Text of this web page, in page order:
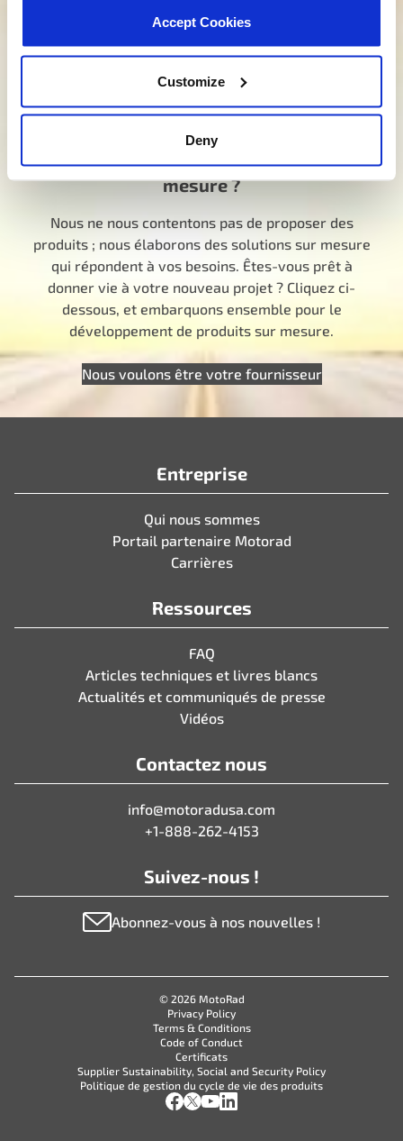
Accept Cookies
Customize
Deny
dans la bonne direction. Cliquez ci-dessous et dites-
nous comment nous pouvons vous aider à trouver
une meilleure expérience commence ici.
Parlez à un spécialiste MotoRad
Vous cherchez un développement sur
mesure ?
Nous ne nous contentons pas de proposer des
produits ; nous élaborons des solutions sur mesure
qui répondent à vos besoins. Êtes-vous prêt à
donner vie à votre nouveau projet ? Cliquez ci-
dessous, et embarquons ensemble pour le
développement de produits sur mesure.
Nous voulons être votre fournisseur
Entreprise
Qui nous sommes
Portail partenaire Motorad
Carrières
Ressources
FAQ
Articles techniques et livres blancs
Actualités et communiqués de presse
Vidéos
Contactez nous
info@motoradusa.com
+1-888-262-4153
Suivez-nous !
Abonnez-vous à nos nouvelles !
© 2026 MotoRad
Privacy Policy
Terms & Conditions
Code of Conduct
Certificats
Supplier Sustainability, Social and Security Policy
Politique de gestion du cycle de vie des produits